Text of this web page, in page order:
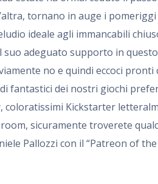
tornano in auge i
ideale agli immancabili
suo adeguato supporto in
no e quindi eccoci pronti
fantastici dei nostri giochi
coloratissimi Kickstarter
sicuramente troverete
Pallozzi con il “Patreon of